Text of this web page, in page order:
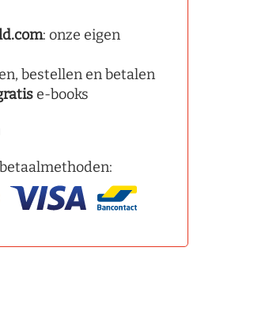
: onze eigen
bestellen en betalen
e-books